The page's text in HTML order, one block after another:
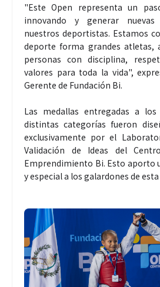
"Este Open representa un
innovando y generar nuevas
nuestros deportistas. Estamos
deporte forma grandes atletas,
personas con disciplina,
valores para toda la vida",
Gerente de Fundación Bi.
Las medallas entregadas a
distintas categorías fueron
exclusivamente por el
Validación de Ideas del
Emprendimiento Bi. Esto aporto
y especial a los galardones de